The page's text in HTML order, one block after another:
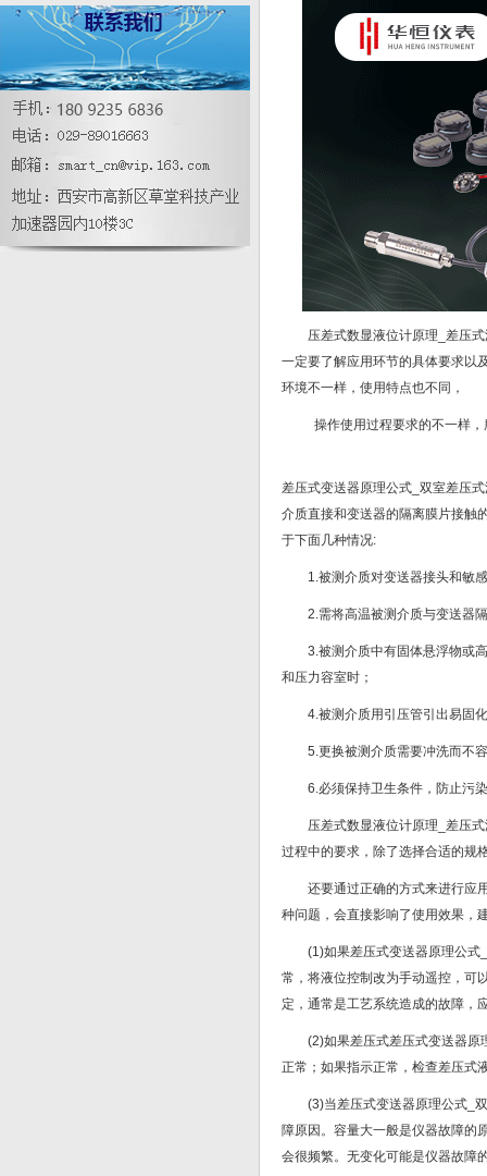
翻转问题
压力变送器的检测
3151微差压双法兰液位变送器_延长
石油管道案例
如何正确的选择压力变送器
压差式数显液位计原理_差压
一定要了解应用环节的具体要求以
环境不一样，使用特点也不同，
操作使用过程要求的不一样
差压式变送器原理公式_双室差压
介质直接和变送器的隔离膜片接触
于下面几种情况:
1.被测介质对变送器接头和敏
2.需将高温被测介质与变送器
3.被测介质中有固体悬浮物或
和压力容室时；
4.被测介质用引压管引出易固
5.更换被测介质需要冲洗而不
6.必须保持卫生条件，防止污
压差式数显液位计原理_差压
过程中的要求，除了选择合适的规
还要通过正确的方式来进行应
种问题，会直接影响了使用效果，
(1)如果差压式变送器原理公式
常，将液位控制改为手动遥控，可
定，通常是工艺系统造成的故障，
(2)如果差压式差压式变送器原
正常；如果指示正常，检查差压式
(3)当差压式变送器原理公式_
障原因。容量大一般是仪器故障的
会很频繁。无变化可能是仪器故障